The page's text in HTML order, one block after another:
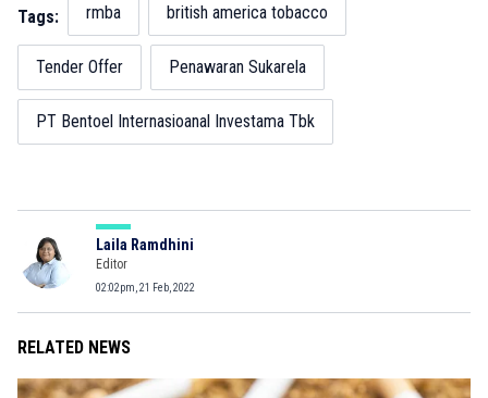
Tags: rmba british america tobacco
Tender Offer Penawaran Sukarela
PT Bentoel Internasioanal Investama Tbk
Laila Ramdhini
Editor
02:02pm, 21 Feb, 2022
RELATED NEWS